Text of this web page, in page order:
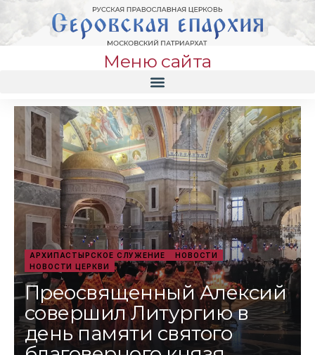
Меню сайта
АРХИПАСТЫРСКОЕ СЛУЖЕНИЕ
НОВОСТИ
НОВОСТИ ЦЕРКВИ
Преосвященный Алексий
совершил Литургию в
день памяти святого